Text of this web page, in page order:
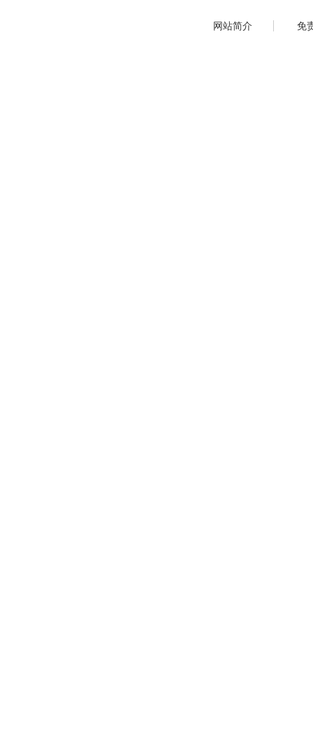
网站简介 免